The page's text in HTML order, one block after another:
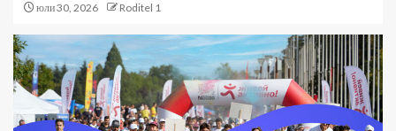
юли 30, 2026 Roditel 1